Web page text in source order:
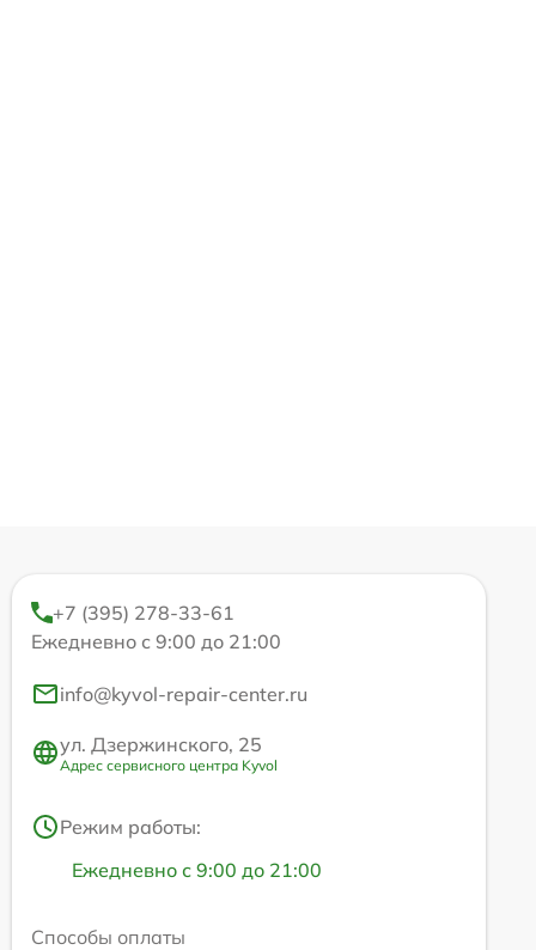
+7 (395) 278-33-61
Ежедневно с 9:00 до 21:00
info@kyvol-repair-center.ru
ул. Дзержинского, 25
Адрес сервисного центра Kyvol
Режим работы:
Ежедневно с 9:00 до 21:00
Способы оплаты